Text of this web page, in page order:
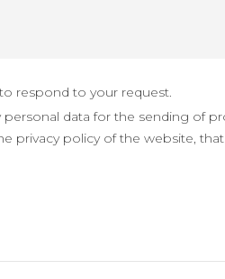
respond to your request.
data for the sending of
privacy policy of the website,